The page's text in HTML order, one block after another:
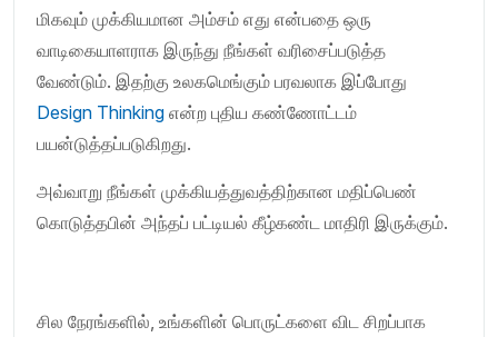
மிகவும் முக்கியமான அம்சம் எது என்பதை ஒரு
வாடிகையாளராக இருந்து நீங்கள் வரிசைப்படுத்த
வேண்டும். இதற்கு உலகமெங்கும் பரவலாக இப்போது
Design Thinking என்ற புதிய கண்ணோட்டம்
பயன்டுத்தப்படுகிறது.
அவ்வாறு நீங்கள் முக்கியத்துவத்திற்கான மதிப்பெண்
கொடுத்தபின் அந்தப் பட்டியல் கீழ்கண்ட மாதிரி இருக்கும்.
சில நேரங்களில், உங்களின் பொருட்களை விட சிறப்பாக